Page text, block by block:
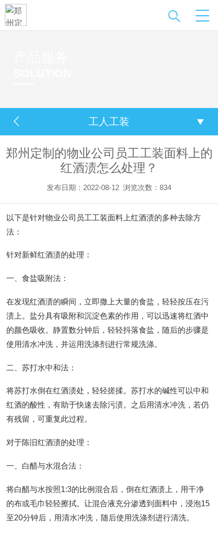
工人工装
郑州定制的物业公司员工工装面料上的
红酒渍怎么处理？
发布日期：2022-08-12 浏览次数：834
以下是针对物业公司员工工装面料上红酒渍的多种去除方
法：
针对新鲜红酒渍的处理：
一、食盐吸附法：
在发现红酒渍的瞬间，立即撒上大量的食盐，轻轻按压在污
渍上。盐分具有吸附和沉淀色素的作用，可以迅速将红酒中
的颜色吸收。静置数分钟后，轻轻抖落食盐，随后的步骤是
使用清水冲洗，并运用洗涤剂进行常规洗涤。
二、苏打水中和法：
将苏打水倒在红酒渍处，轻轻搓揉。苏打水的碱性可以中和
红酒的酸性，有助于快速去除污渍。之后用清水冲洗，若仍
有残留，可重复此过程。
对于陈旧红酒渍的处理：
一、白醋与水混合法：
将白醋与水按照1:3的比例混合后，倒在红酒渍上，用干净
的布或毛巾轻轻擦拭。让混合液充分渗透到面料中，浸泡15
至20分钟后，用清水冲洗，随后使用洗涤剂进行清洗。